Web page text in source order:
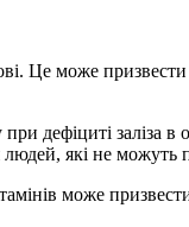
Це може
дефіциті заліза в
людей, які не можуть
може